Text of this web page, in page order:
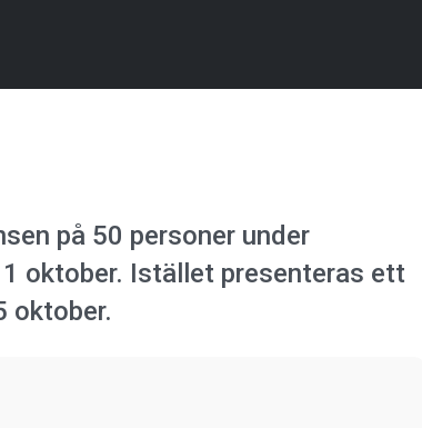
på 50 personer under
oktober. Istället presenteras ett
oktober.